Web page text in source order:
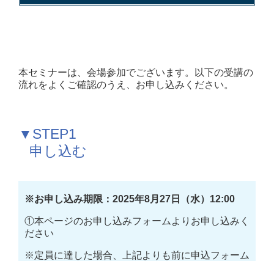
本セミナーは、会場参加でございます。以下の受講の
流れをよくご確認のうえ、お申し込みください。
▼STEP1
   申し込む
※お申し込み期限：2025年8月27日（水）12:00
①本ページのお申し込みフォームよりお申し込みく
ださい
※定員に達した場合、上記よりも前に申込フォーム